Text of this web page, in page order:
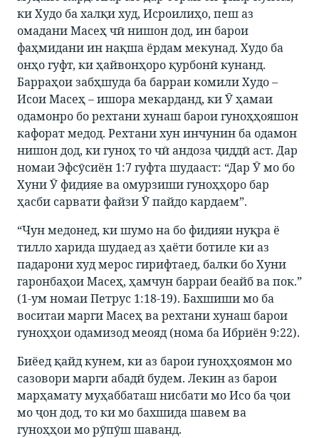
ки Худо ба халқи худ, Исроилиҳо, пеш аз
омадани Масеҳ чӣ нишон дод, ин барои
фаҳмидани ин нақша ёрдам мекунад. Худо ба
онҳо гуфт, ки ҳайвонҳоро қурбонӣ кунанд.
Барраҳои забҳшуда ба барраи комили Худо –
Исои Масеҳ – ишора мекарданд, ки Ӯ ҳамаи
одамонро бо рехтани хунаш барои гуноҳҳояшон
кафорат медод. Рехтани хун инчунин ба одамон
нишон дод, ки гуноҳ то чӣ андоза ҷиддӣ аст. Дар
номаи Эфсӯсиён 1:7 гуфта шудааст: “Дар Ӯ мо бо
Хуни Ӯ фидияе ва омурзиши гуноҳҳоро бар
ҳасби сарвати файзи Ӯ пайдо кардаем”.
“Чун медонед, ки шумо на бо фидияи нуқра ё
тилло харида шудаед аз ҳаёти ботиле ки аз
падарони худ мерос гирифтаед, балки бо Хуни
гаронбаҳои Масеҳ, ҳамчун барраи беайб ва пок.”
(1-ум номаи Петрус 1:18-19). Бахшиши мо ба
воситаи марги Масеҳ ва рехтани хунаш барои
гуноҳҳои одамизод меояд (нома ба Ибриён 9:22).
Биёед қайд кунем, ки аз барои гуноҳҳоямон мо
сазовори марги абадӣ будем. Лекин аз барои
марҳамату муҳаббаташ нисбати мо Исо ба ҷои
мо ҷон дод, то ки мо бахшида шавем ва
гуноҳҳои мо рӯпӯш шаванд.